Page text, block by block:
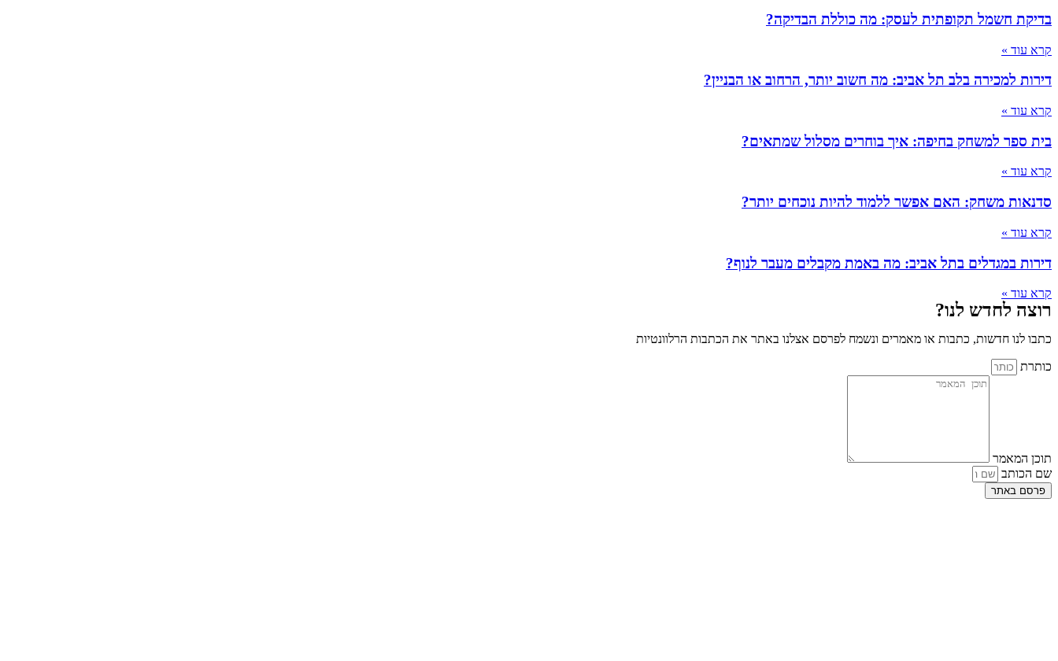
בדיקת חשמל תקופתית לעסק: מה כוללת הבדיקה?
קרא עוד »
דירות למכירה בלב תל אביב: מה חשוב יותר, הרחוב או הבניין?
קרא עוד »
בית ספר למשחק בחיפה: איך בוחרים מסלול שמתאים?
קרא עוד »
סדנאות משחק: האם אפשר ללמוד להיות נוכחים יותר?
קרא עוד »
דירות במגדלים בתל אביב: מה באמת מקבלים מעבר לנוף?
קרא עוד »
רוצה לחדש לנו?
כתבו לנו חדשות, כתבות או מאמרים ונשמח לפרסם אצלנו באתר את הכתבות הרלוונטיות
כותרת
תוכן המאמר
שם הכותב
פרסם באתר